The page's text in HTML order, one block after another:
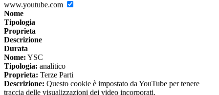
www.youtube.com
Nome
Tipologia
Proprieta
Descrizione
Durata
Nome: YSC
Tipologia: analitico
Proprieta: Terze Parti
Descrizione: Questo cookie è impostato da YouTube per tenere
traccia delle visualizzazioni dei video incorporati.